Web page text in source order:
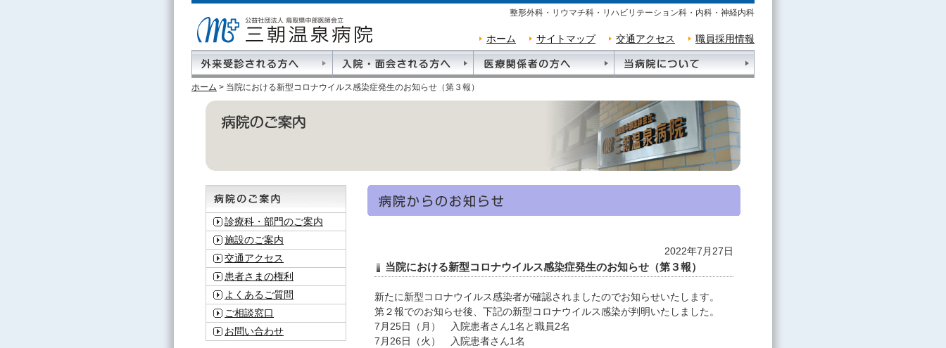
整形外科・リウマチ科・リハビリテーション科・内科・神経内科
ホーム サイトマップ 交通アクセス 職員採用情報
ホーム > 当院における新型コロナウイルス感染症発生のお知らせ（第３報）
診療科・部門のご案内
施設のご案内
交通アクセス
患者さまの権利
よくあるご質問
ご相談窓口
お問い合わせ
2022年7月27日
当院における新型コロナウイルス感染症発生のお知らせ（第３報）
新たに新型コロナウイルス感染者が確認されましたのでお知らせいたします。
第２報でのお知らせ後、下記の新型コロナウイルス感染が判明いたしました。
7月25日（月） 入院患者さん1名と職員2名
7月26日（火） 入院患者さん1名